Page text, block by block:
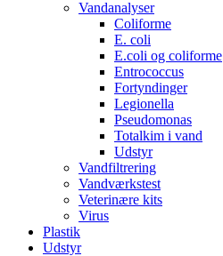
Vandanalyser
Coliforme
E. coli
E.coli og coliforme
Entrococcus
Fortyndinger
Legionella
Pseudomonas
Totalkim i vand
Udstyr
Vandfiltrering
Vandværkstest
Veterinære kits
Virus
Plastik
Udstyr